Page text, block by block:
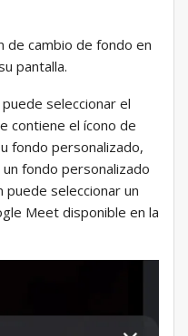
de cambio de fondo en
pantalla.
seleccionar el
contiene el ícono de
fondo personalizado,
fondo personalizado
seleccionar un
Meet disponible en la